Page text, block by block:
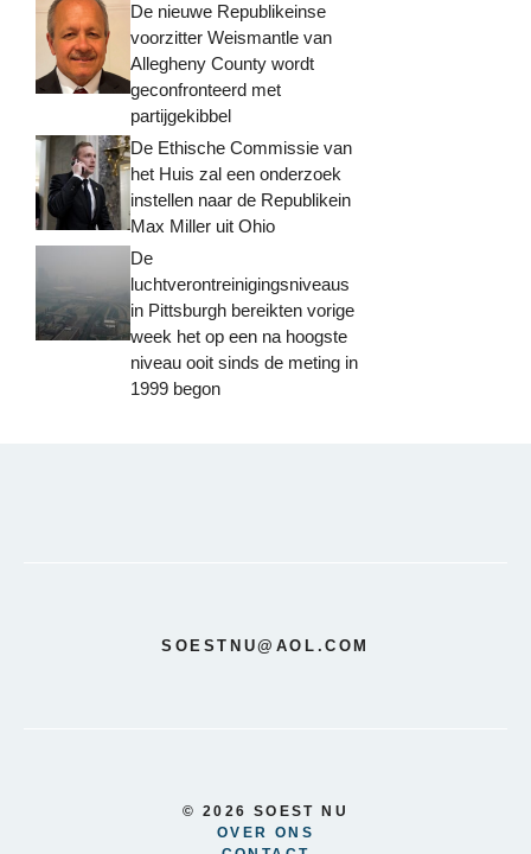
De nieuwe Republikeinse
voorzitter Weismantle van
Allegheny County wordt
geconfronteerd met
partijgekibbel
De Ethische Commissie van
het Huis zal een onderzoek
instellen naar de Republikein
Max Miller uit Ohio
De
luchtverontreinigingsniveaus
in Pittsburgh bereikten vorige
week het op een na hoogste
niveau ooit sinds de meting in
1999 begon
SOESTNU@AOL.COM
© 2026 SOEST NU
OVER ONS